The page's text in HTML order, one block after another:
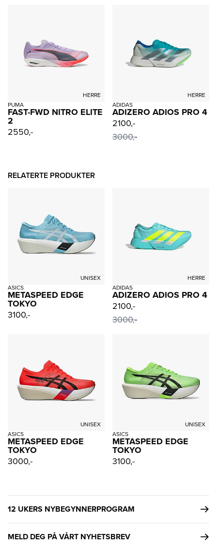
HERRE
PUMA
FAST-FWD NITRO ELITE
2
2550,-
HERRE
ADIDAS
ADIZERO ADIOS PRO 4
2100,-
3000,-
RELATERTE PRODUKTER
UNISEX
ASICS
METASPEED EDGE
TOKYO
3100,-
HERRE
ADIDAS
ADIZERO ADIOS PRO 4
2100,-
3000,-
UNISEX
ASICS
METASPEED EDGE
TOKYO
3000,-
UNISEX
ASICS
METASPEED EDGE
TOKYO
3100,-
12 UKERS NYBEGYNNERPROGRAM
MELD DEG PÅ VÅRT NYHETSBREV